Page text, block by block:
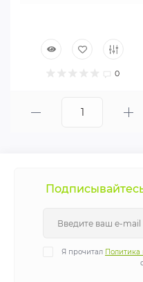
0
Я прочитал Политика